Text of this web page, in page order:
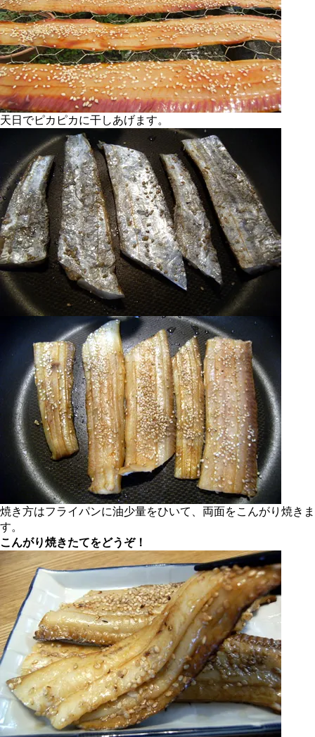
天日でピカピカに干しあげます。
焼き方はフライパンに油少量をひいて、両面をこんがり焼きま
す。
こんがり焼きたてをどうぞ！